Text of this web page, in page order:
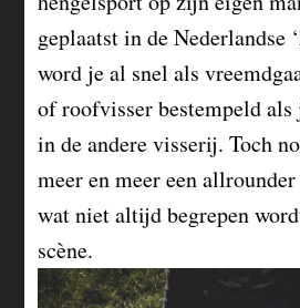
geplaatst in de Nederlandse
word je al snel als
of roofvisser bestempeld
in de andere visserij. Toch
meer en meer een
wat niet altijd begrepen
scène.